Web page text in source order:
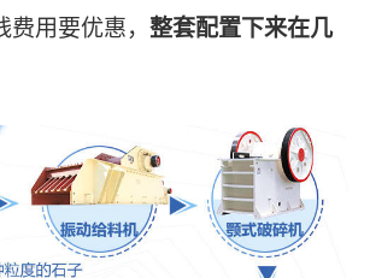
用要优惠， 整套配置下来在几